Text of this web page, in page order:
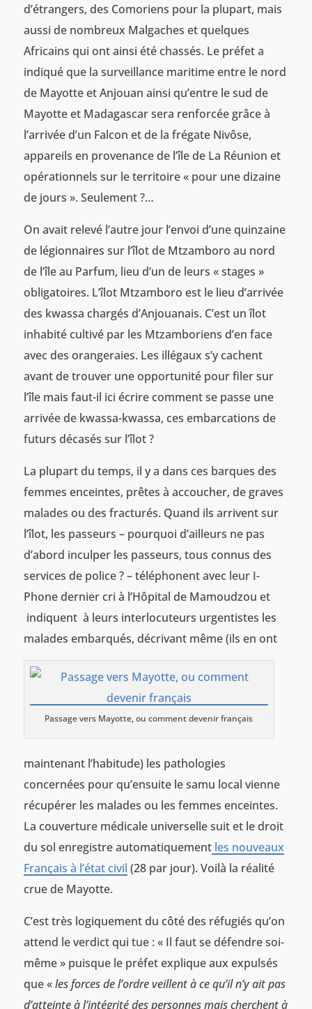
d’étrangers, des Comoriens pour la plupart, mais
aussi de nombreux Malgaches et quelques
Africains qui ont ainsi été chassés. Le préfet a
indiqué que la surveillance maritime entre le nord
de Mayotte et Anjouan ainsi qu’entre le sud de
Mayotte et Madagascar sera renforcée grâce à
l’arrivée d’un Falcon et de la frégate Nivôse,
appareils en provenance de l’île de La Réunion et
opérationnels sur le territoire « pour une dizaine
de jours ». Seulement ?…
On avait relevé l’autre jour l’envoi d’une quinzaine
de légionnaires sur l’îlot de Mtzamboro au nord
de l’île au Parfum, lieu d’un de leurs « stages »
obligatoires. L’îlot Mtzamboro est le lieu d’arrivée
des kwassa chargés d’Anjouanais. C’est un îlot
inhabité cultivé par les Mtzamboriens d’en face
avec des orangeraies. Les illégaux s’y cachent
avant de trouver une opportunité pour filer sur
l’île mais faut-il ici écrire comment se passe une
arrivée de kwassa-kwassa, ces embarcations de
futurs décasés sur l’îlot ?
La plupart du temps, il y a dans ces barques des
femmes enceintes, prêtes à accoucher, de graves
malades ou des fracturés. Quand ils arrivent sur
l’îlot, les passeurs – pourquoi d’ailleurs ne pas
d’abord inculper les passeurs, tous connus des
services de police ? – téléphonent avec leur I-
Phone dernier cri à l’Hôpital de Mamoudzou et
indiquent à leurs interlocuteurs urgentistes les
malades embarqués, décrivant même (ils en ont
Passage vers Mayotte, ou comment devenir français
maintenant l’habitude) les pathologies
concernées pour qu’ensuite le samu local vienne
récupérer les malades ou les femmes enceintes.
La couverture médicale universelle suit et le droit
du sol enregistre automatiquementles nouveaux
Français à l’état civil (28 par jour). Voilà la réalité
crue de Mayotte.
C’est très logiquement du côté des réfugiés qu’on
attend le verdict qui tue : « Il faut se défendre soi-
même » puisque le préfet explique aux expulsés
que «les forces de l’ordre veillent à ce qu’il n’y ait pas
d’atteinte à l’intégrité des personnes mais cherchent à